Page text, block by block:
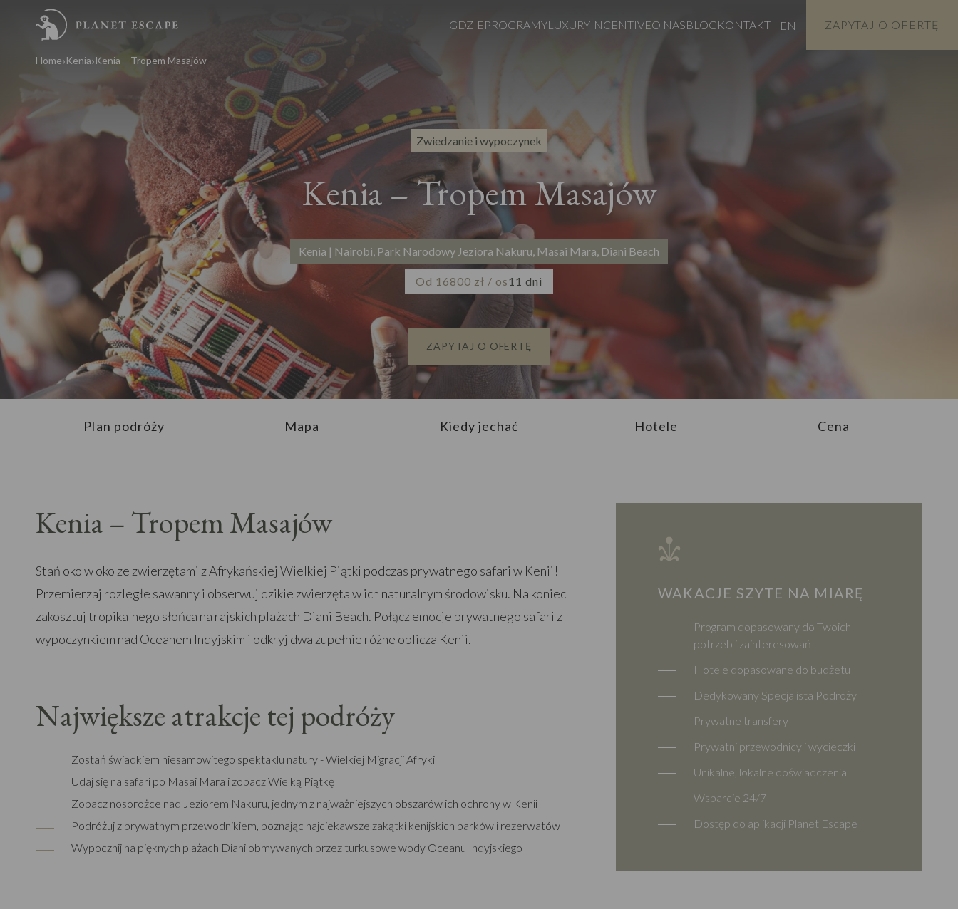
GDZIEPROGRAMYLUXURYINCENTIVEO NASBLOGKONTAKT EN ZAPYTAJ O OFERTĘ
Home Kenia Kenia – Tropem Masajów
Zwiedzanie i wypoczynek
Kenia – Tropem Masajów
Kenia | Nairobi, Park Narodowy Jeziora Nakuru, Masai Mara, Diani Beach
Od 16800 zł / os11 dni
ZAPYTAJ O OFERTĘ
Plan podróży Mapa Kiedy jechać Hotele Cena
Kenia – Tropem Masajów
Stań oko w oko ze zwierzętami z Afrykańskiej Wielkiej Piątki podczas prywatnego safari w Kenii!
Przemierzaj rozległe sawanny i obserwuj dzikie zwierzęta w ich naturalnym środowisku. Na koniec
zakosztuj tropikalnego słońca na rajskich plażach Diani Beach. Połącz emocje prywatnego safari z
wypoczynkiem nad Oceanem Indyjskim i odkryj dwa zupełnie różne oblicza Kenii.
Największe atrakcje tej podróży
Zostań świadkiem niesamowitego spektaklu natury - Wielkiej Migracji Afryki
Udaj się na safari po Masai Mara i zobacz Wielką Piątkę
Zobacz nosorożce nad Jeziorem Nakuru, jednym z najważniejszych obszarów ich ochrony w Kenii
Podróżuj z prywatnym przewodnikiem, poznając najciekawsze zakątki kenijskich parków i rezerwatów
Wypocznij na pięknych plażach Diani obmywanych przez turkusowe wody Oceanu Indyjskiego
WAKACJE SZYTE NA MIARĘ
Program dopasowany do Twoich
potrzeb i zainteresowań
Hotele dopasowane do budżetu
Dedykowany Specjalista Podróży
Prywatne transfery
Prywatni przewodnicy i wycieczki
Unikalne, lokalne doświadczenia
Wsparcie 24/7
Dostęp do aplikacji Planet Escape